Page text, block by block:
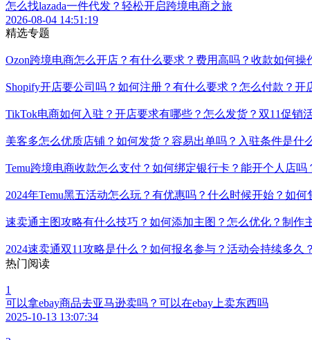
怎么找lazada一件代发？轻松开启跨境电商之旅
2026-08-04 14:51:19
精选专题
Ozon跨境电商怎么开店？有什么要求？费用高吗？收款如何
Shopify开店要公司吗？如何注册？有什么要求？怎么付款？开
TikTok电商如何入驻？开店要求有哪些？怎么发货？双11促销
美客多怎么优质店铺？如何发货？容易出单吗？入驻条件是什
Temu跨境电商收款怎么支付？如何绑定银行卡？能开个人店
2024年Temu黑五活动怎么玩？有优惠吗？什么时候开始？如何
速卖通主图攻略有什么技巧？如何添加主图？怎么优化？制作
2024速卖通双11攻略是什么？如何报名参与？活动会持续多
热门阅读
1
可以拿ebay商品去亚马逊卖吗？可以在ebay上卖东西吗
2025-10-13 13:07:34